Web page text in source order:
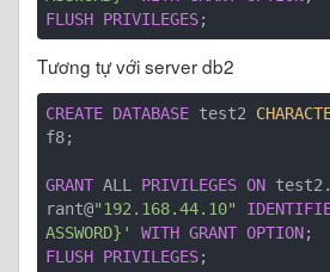
FLUSH PRIVILEGES
Tương tự với server db2
CREATE DATABASE test2
f8;
GRANT ALL PRIVILEGES ON
rant@"192.168.44.10"
ASSWORD}'
WITH GRANT OPTION
FLUSH PRIVILEGES